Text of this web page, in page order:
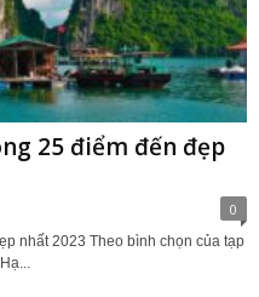
25 điểm đến đẹp
0
nhất 2023 Theo bình chọn của tạp